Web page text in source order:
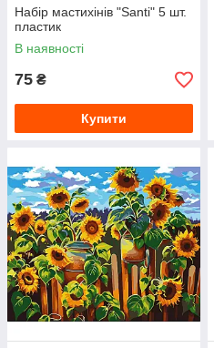
Набір мастихінів "Santi" 5 шт.
пластик
В наявності
75 ₴
Купити